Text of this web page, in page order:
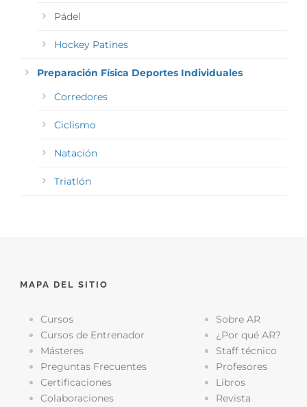
Pádel
Hockey Patines
Preparación Física Deportes Individuales
Corredores
Ciclismo
Natación
Triatlón
MAPA DEL SITIO
Cursos
Cursos de Entrenador
Másteres
Preguntas Frecuentes
Certificaciones
Colaboraciones
Sobre AR
¿Por qué AR?
Staff técnico
Profesores
Libros
Revista